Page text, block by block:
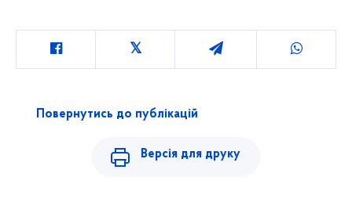
Повернутись до публікацій
Версія для друку